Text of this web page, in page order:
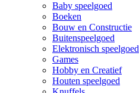
Baby speelgoed
Boeken
Bouw en Constructie
Buitenspeelgoed
Elektronisch speelgoed
Games
Hobby en Creatief
Houten speelgoed